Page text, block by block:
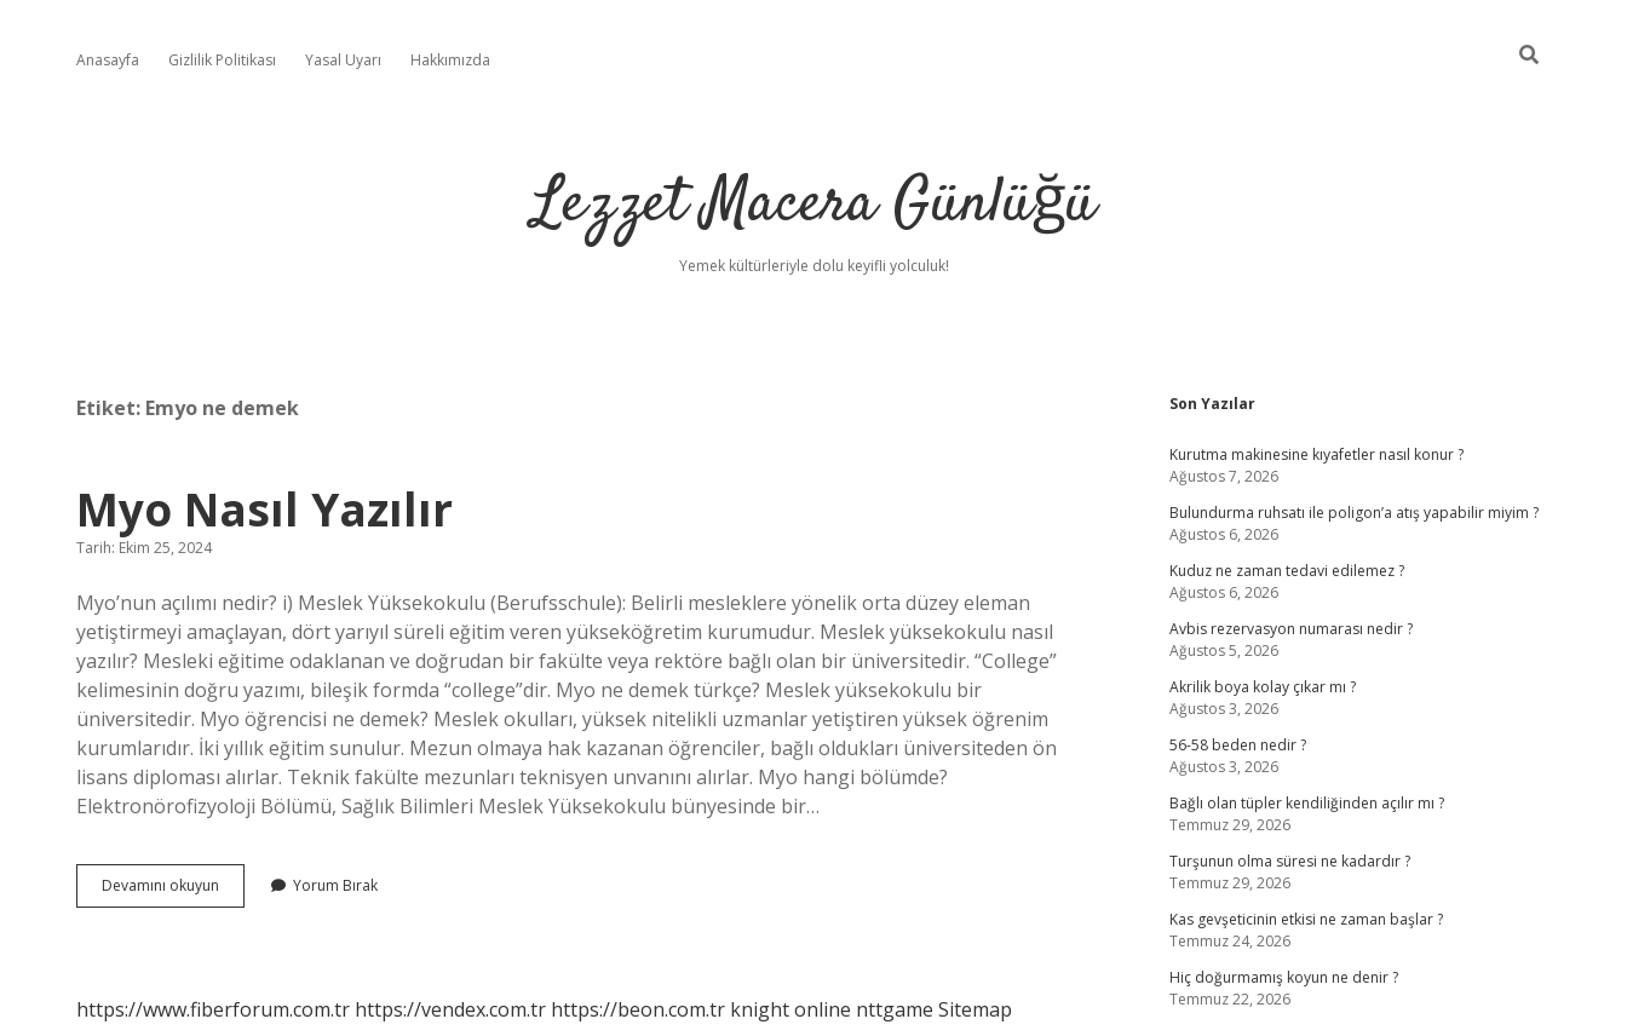
Anasayfa Gizlilik Politikası Yasal Uyarı Hakkımızda
Lezzet Macera Günlüğü
Yemek kültürleriyle dolu keyifli yolculuk!
Etiket: Emyo ne demek
Myo Nasıl Yazılır
Tarih: Ekim 25, 2024
Myo’nun açılımı nedir? i) Meslek Yüksekokulu (Berufsschule): Belirli mesleklere yönelik orta düzey eleman
yetiştirmeyi amaçlayan, dört yarıyıl süreli eğitim veren yükseköğretim kurumudur. Meslek yüksekokulu nasıl
yazılır? Mesleki eğitime odaklanan ve doğrudan bir fakülte veya rektöre bağlı olan bir üniversitedir. “College”
kelimesinin doğru yazımı, bileşik formda “college”dir. Myo ne demek türkçe? Meslek yüksekokulu bir
üniversitedir. Myo öğrencisi ne demek? Meslek okulları, yüksek nitelikli uzmanlar yetiştiren yüksek öğrenim
kurumlarıdır. İki yıllık eğitim sunulur. Mezun olmaya hak kazanan öğrenciler, bağlı oldukları üniversiteden ön
lisans diploması alırlar. Teknik fakülte mezunları teknisyen unvanını alırlar. Myo hangi bölümde?
Elektronörofizyoloji Bölümü, Sağlık Bilimleri Meslek Yüksekokulu bünyesinde bir…
Devamını okuyun
Nasıl
Yorum Bırak
https://www.fiberforum.com.tr https://vendex.com.tr https://beon.com.tr knight online nttgame Sitemap
Sidebar
Son Yazılar
Kurutma makinesine kıyafetler nasıl konur ?
Ağustos 7, 2026
Bulundurma ruhsatı ile poligon’a atış yapabilir miyim ?
Ağustos 6, 2026
Kuduz ne zaman tedavi edilemez ?
Ağustos 6, 2026
Avbis rezervasyon numarası nedir ?
Ağustos 5, 2026
Akrilik boya kolay çıkar mı ?
Ağustos 3, 2026
56-58 beden nedir ?
Ağustos 3, 2026
Bağlı olan tüpler kendiliğinden açılır mı ?
Temmuz 29, 2026
Turşunun olma süresi ne kadardır ?
Temmuz 29, 2026
Kas gevşeticinin etkisi ne zaman başlar ?
Temmuz 24, 2026
Hiç doğurmamış koyun ne denir ?
Temmuz 22, 2026